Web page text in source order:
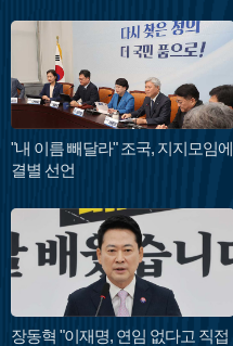
"내 이름 빼달라" 조국, 지지모임에
결별 선언
장동혁 "이재명, 연임 없다고 직접